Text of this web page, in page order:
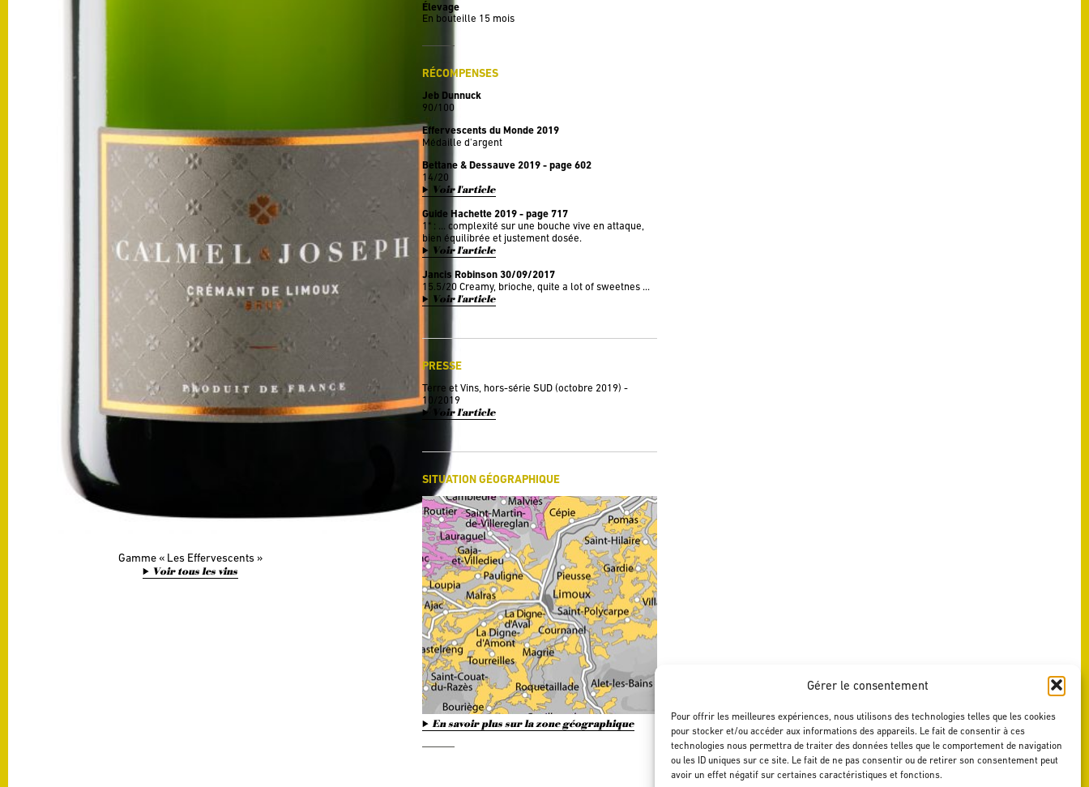
Gérer le consentement
Pour offrir les meilleures expériences, nous utilisons des technologies telles que les cookies
pour stocker et/ou accéder aux informations des appareils. Le fait de consentir à ces
technologies nous permettra de traiter des données telles que le comportement de navigation
ou les ID uniques sur ce site. Le fait de ne pas consentir ou de retirer son consentement peut
avoir un effet négatif sur certaines caractéristiques et fonctions.
Gamme
Les Effervescents
Voir tous les vins
Élevage
En bouteille 15 mois
RÉCOMPENSES
Jeb Dunnuck
90/100
Effervescents du Monde 2019
Médaille d'argent
Bettane & Dessauve 2019 - page 602
14/20
Voir l'article
Guide Hachette 2019 - page 717
1* : ... complexité sur une bouche vive en attaque,
bien équilibrée et justement dosée.
Voir l'article
Jancis Robinson 30/09/2017
15.5/20 Creamy, brioche, quite a lot of sweetnes ...
Voir l'article
PRESSE
Terre et Vins, hors-série SUD (octobre 2019) -
10/2019
Voir l'article
SITUATION GÉOGRAPHIQUE
En savoir plus sur la zone géographique